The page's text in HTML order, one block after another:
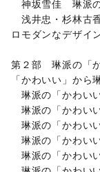
神坂雪佳 琳派の
浅井忠・杉林古
ロモダンなデザイ
第２部 琳派の「
「かわいい」から
琳派の「かわい
琳派の「かわい
琳派の「かわい
琳派の「かわい
琳派の「かわい